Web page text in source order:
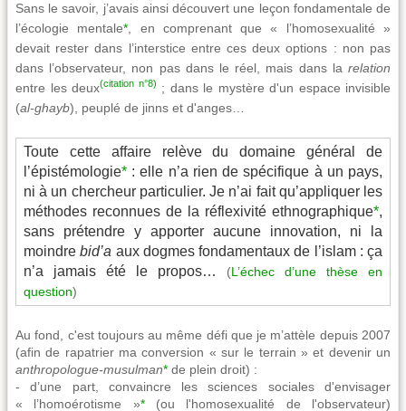
Sans le savoir, j’avais ainsi découvert une leçon fondamentale de
l’écologie mentale* , en comprenant que « l’homosexualité »
devait rester dans l’interstice entre ces deux options : non pas
dans l’observateur, non pas dans le réel, mais dans la relation
entre les deux(citation n°8) ; dans le mystère d'un espace invisible
(al-ghayb), peuplé de jinns et d'anges…
Toute cette affaire relève du domaine général de
l’épistémologie* : elle n’a rien de spécifique à un pays,
ni à un chercheur particulier. Je n’ai fait qu’appliquer les
méthodes reconnues de la réflexivité ethnographique*,
sans prétendre y apporter aucune innovation, ni la
moindrebid’a aux dogmes fondamentaux de l’islam : ça
n’a jamais été le propos…
(L’échec d’une thèse en
question)
Au fond, c'est toujours au même défi que je m’attèle depuis 2007
(afin de rapatrier ma conversion « sur le terrain » et devenir un
anthropologue-musulman* de plein droit) :
- d’une part, convaincre les sciences sociales d'envisager
« l’homoérotisme »*(ou l'homosexualité de l'observateur)